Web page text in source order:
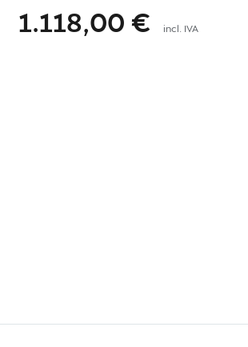
1.118,00 € incl. IVA